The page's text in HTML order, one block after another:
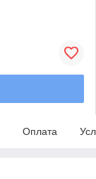
Оплата